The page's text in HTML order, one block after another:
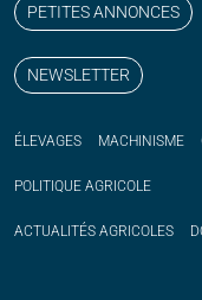
PETITES ANNONCES
NEWSLETTER
ÉLEVAGES MACHINISME
POLITIQUE AGRICOLE
ACTUALITÉS AGRICOLES